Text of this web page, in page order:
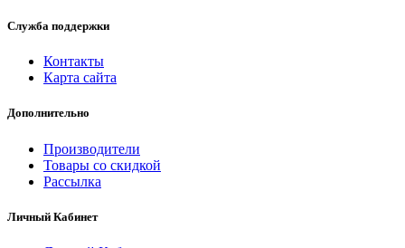
Служба поддержки
Контакты
Карта сайта
Дополнительно
Производители
Товары со скидкой
Рассылка
Личный Кабинет